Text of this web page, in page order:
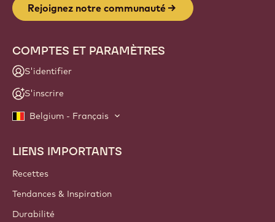
Rejoignez notre communauté
COMPTES ET PARAMÈTRES
S'identifier
S'inscrire
Belgium - Français
Footer
Callebaut
LIENS IMPORTANTS
Recettes
Tendances & Inspiration
Durabilité